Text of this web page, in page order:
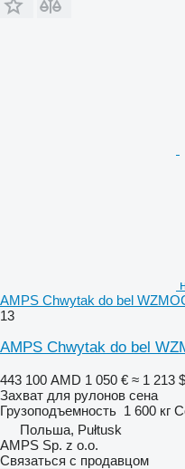
AMPS Chwytak do bel
13
AMPS Chwytak do bel
443 100 AMD 1 050 € ≈ 1 213 $
Захват для рулонов сена
Грузоподъемность 1 600 кг
Польша, Pułtusk
AMPS Sp. z o.o.
Связаться с продавцом